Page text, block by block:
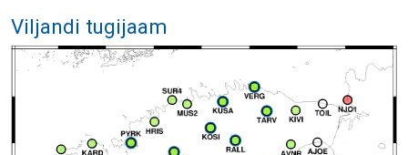
Viljandi tugijaam